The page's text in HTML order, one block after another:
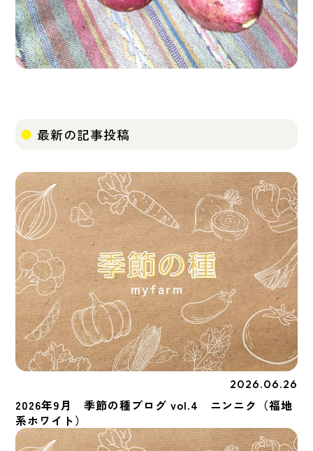
最新の記事投稿
2026.06.26
2026年9月 季節の種ブログ vol.4 ニンニク（福地
系ホワイト）